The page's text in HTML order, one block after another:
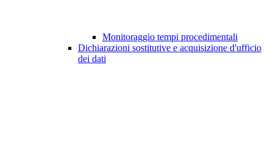
Monitoraggio tempi procedimentali
Dichiarazioni sostitutive e acquisizione d'ufficio
dei dati